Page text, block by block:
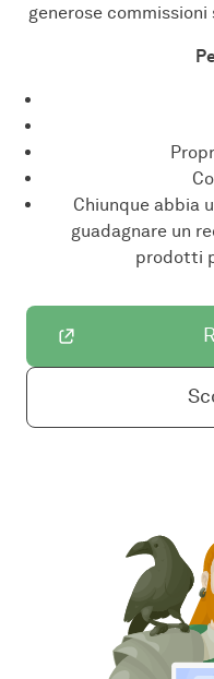
generose
Chiunque abbia
guadagnare un
prodotti